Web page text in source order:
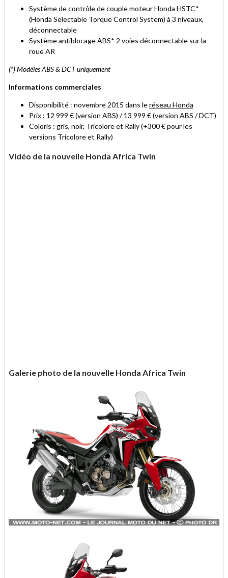
Système de contrôle de couple moteur Honda HSTC*
(Honda Selectable Torque Control System) à 3 niveaux,
déconnectable
Système antiblocage ABS* 2 voies déconnectable sur la
roue AR
(*) Modèles ABS & DCT uniquement
Informations commerciales
Disponibilité : novembre 2015 dans leréseau Honda
Prix : 12 999 € (version ABS) / 13 999 € (version ABS / DCT)
Coloris : gris, noir, Tricolore et Rally (+300 € pour les
versions Tricolore et Rally)
Vidéo de la nouvelle Honda Africa Twin
Galerie photo de la nouvelle Honda Africa Twin